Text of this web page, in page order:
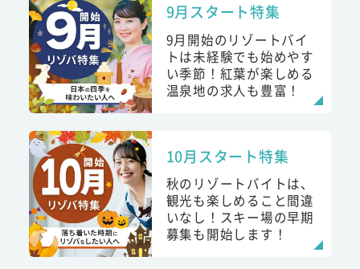
9月スタート特集
9月開始のリゾートバイ
トは未経験でも始めやす
い季節！紅葉が楽しめる
温泉地の求人も豊富！
10月スタート特集
秋のリゾートバイトは、
観光も楽しめること間違
いなし！スキー場の早期
募集も開始します！